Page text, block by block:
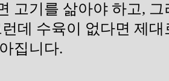
고기를 삶아야 하고,
런데 수육이 없다면 제
집니다.